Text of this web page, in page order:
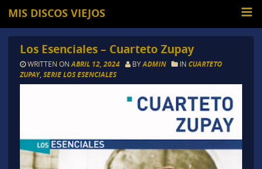
MIS DISCOS VIEJOS
Los Esenciales – Cuarteto Zupay
WRITTEN ON ABRIL 12, 2024 BYADMIN IN CUARTETO
ZUPAY, SERIE LOS ESENCIALES